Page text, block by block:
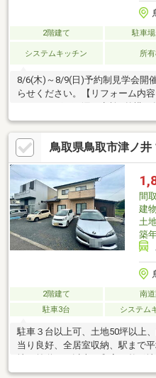
2階建て 駐車場
システムキッチン 所
8/6(木)～8/9(日)予約制見学会開
らせください。【リフォーム内
回りシステムキッチン交換、ユ
面化粧台交換●内装クロス張替
火災警報器設置、照明器具交換
条件により住宅ローン減税が適
要な部分の欠陥や・腐食、給排
しより２年間保証・シロアリ防
明器具設置予定
鳥取県鳥取市津ノ井
間
建
土
築
2階建て 南
駐車3台
システム
駐車３台以上可、土地50坪以上
当り良好、全居室収納、駅まで
地、前道６ｍ以上、和室、整形
式キッチン、浴室１坪以上、２